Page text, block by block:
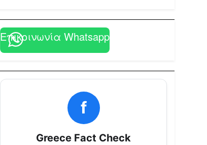
Επικοινωνία Whatsapp
f
Greece Fact Check